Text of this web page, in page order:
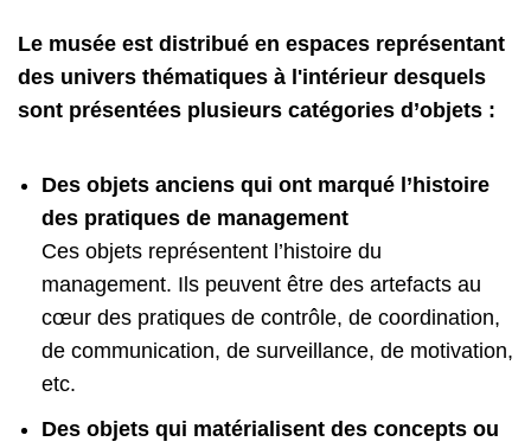
Le musée est distribué en espaces représentant
des univers thématiques à l'intérieur desquels
sont présentées plusieurs catégories d’objets :
Des objets anciens qui ont marqué l’histoire
des pratiques de management
Ces objets représentent l’histoire du
management. Ils peuvent être des artefacts au
cœur des pratiques de contrôle, de coordination,
de communication, de surveillance, de motivation,
etc.
Des objets qui matérialisent des concepts ou